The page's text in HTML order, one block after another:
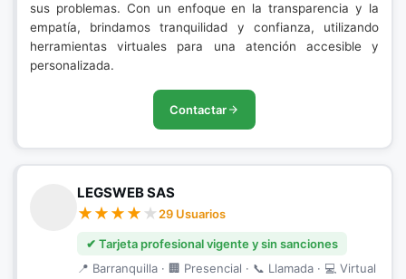
sus problemas. Con un enfoque en la transparencia y la
empatía, brindamos tranquilidad y confianza, utilizando
herramientas virtuales para una atención accesible y
personalizada.
Contactar
LEGSWEB SAS
29 Usuarios
✔ Tarjeta profesional vigente y sin sanciones
📍 Barranquilla · 🏢 Presencial · 📞 Llamada · 💻 Virtual